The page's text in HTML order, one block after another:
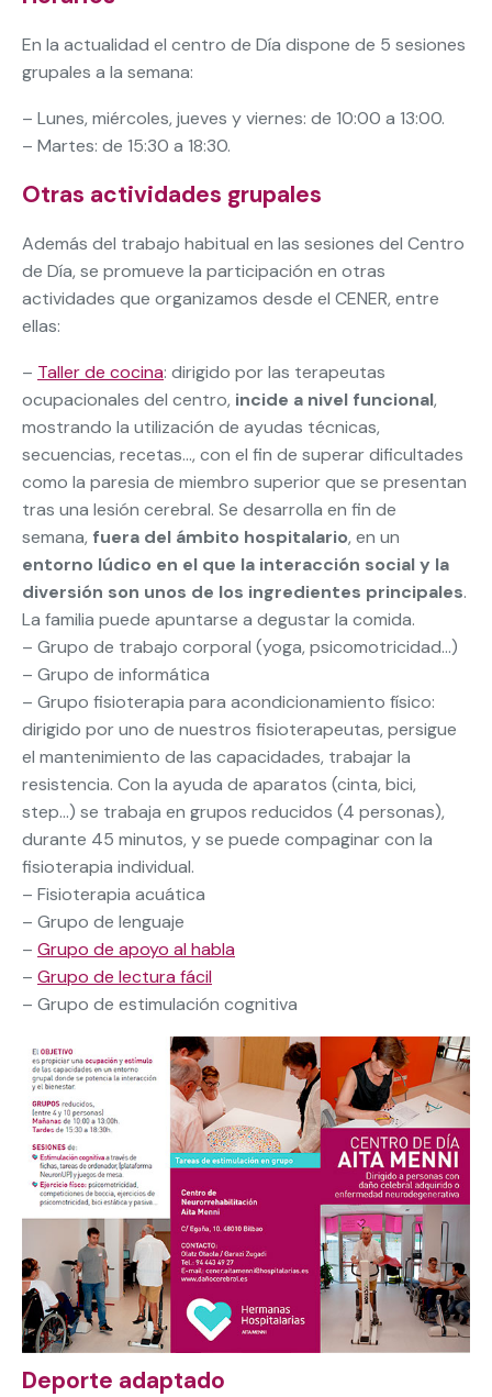
En la actualidad el centro de Día dispone de 5 sesiones
grupales a la semana:
– Lunes, miércoles, jueves y viernes: de 10:00 a 13:00.
– Martes: de 15:30 a 18:30.
Otras actividades grupales
Además del trabajo habitual en las sesiones del Centro
de Día, se promueve la participación en otras
actividades que organizamos desde el CENER, entre
ellas:
– Taller de cocina: dirigido por las terapeutas
ocupacionales del centro, incide a nivel funcional,
mostrando la utilización de ayudas técnicas,
secuencias, recetas…, con el fin de superar dificultades
como la paresia de miembro superior que se presentan
tras una lesión cerebral. Se desarrolla en fin de
semana, fuera del ámbito hospitalario, en un
entorno lúdico en el que la interacción social y la
diversión son unos de los ingredientes principales.
La familia puede apuntarse a degustar la comida.
– Grupo de trabajo corporal (yoga, psicomotricidad…)
– Grupo de informática
– Grupo fisioterapia para acondicionamiento físico:
dirigido por uno de nuestros fisioterapeutas, persigue
el mantenimiento de las capacidades, trabajar la
resistencia. Con la ayuda de aparatos (cinta, bici,
step…) se trabaja en grupos reducidos (4 personas),
durante 45 minutos, y se puede compaginar con la
fisioterapia individual.
– Fisioterapia acuática
– Grupo de lenguaje
– Grupo de apoyo al habla
– Grupo de lectura fácil
– Grupo de estimulación cognitiva
Deporte adaptado